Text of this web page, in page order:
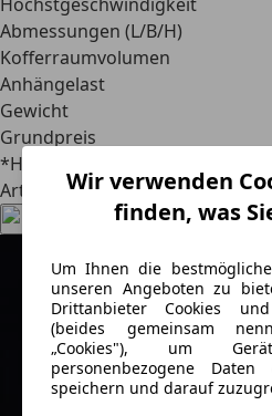
Wir verwenden
finden, was
Um Ihnen die
unseren Angeboten zu
Drittanbieter Cookies
(beides gemeinsam
„Cookies"), um
personenbezogene
speichern und darauf
Abmessungen (L/B/H)
Kofferraumvolumen
Anhängelast
Gewicht
Grundpreis
*Herstellerangaben
Artikel teilen